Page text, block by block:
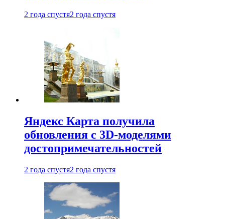
2 года спустя2 года спустя
Яндекс Карта получила
обновления с 3D-моделями
достопримечательностей
2 года спустя2 года спустя